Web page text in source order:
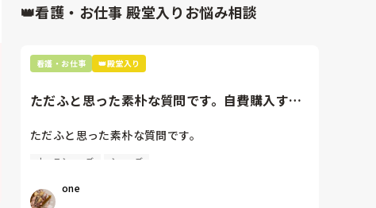
👑看護・お仕事 殿堂入りお悩み相談
看護・お仕事 👑殿堂入り
ただふと思った素朴な質問です。自費購入する
ただふと思った素朴な質問です。
自費購入するナースシューズ(職場で使用してる靴)っ
ますか？
ナースシューズ シューズ
one